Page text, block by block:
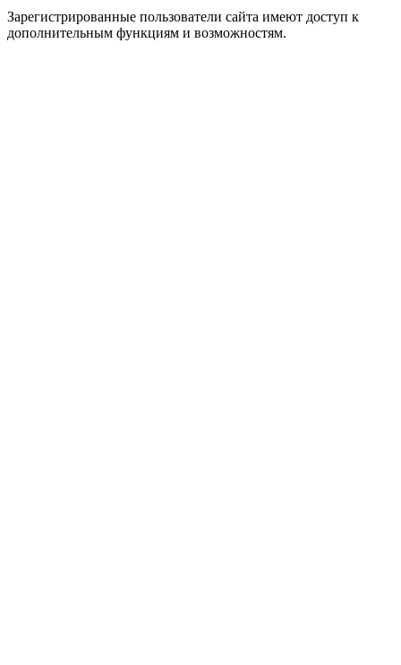
Зарегистрированные пользователи сайта имеют доступ к
дополнительным функциям и возможностям.